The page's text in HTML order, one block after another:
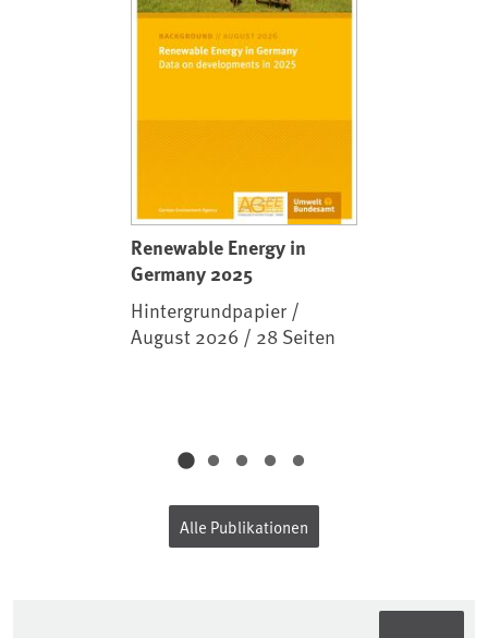
Renewable Energy in
Germany 2025
Hintergrundpapier /
August 2026 / 28 Seiten
Alle Publikationen